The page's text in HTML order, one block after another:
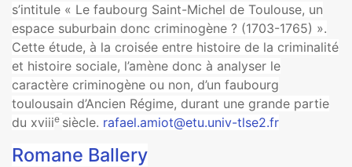
s’intitule « Le faubourg Saint-Michel de Toulouse, un
espace suburbain donc criminogène ? (1703-1765) ».
Cette étude, à la croisée entre histoire de la criminalité
et histoire sociale, l’amène donc à analyser le
caractère criminogène ou non, d’un faubourg
toulousain d’Ancien Régime, durant une grande partie
du xviiie siècle. rafael.amiot@etu.univ-tlse2.fr
Romane Ballery